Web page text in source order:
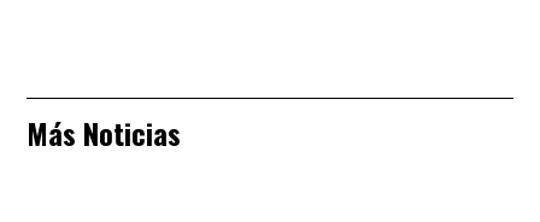
Más Noticias